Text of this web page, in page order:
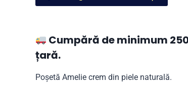
Cumpără de minimum
țară.
Poșetă Amelie crem din piele naturală.